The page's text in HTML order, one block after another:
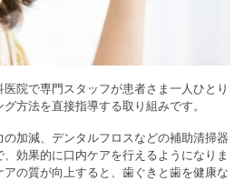
院で専門スタッフが患者さま一人ひとり
方法を直接指導する取り組みです。
加減、デンタルフロスなどの補助清掃器
効果的に口内ケアを行えるようになりま
の質が向上すると、歯ぐきと歯を健康な